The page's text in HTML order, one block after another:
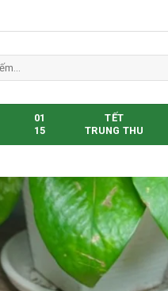
01
15
TẾT
TRUNG THU